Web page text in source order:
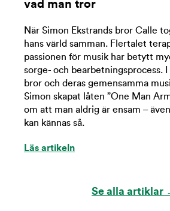
vad man tror
När Simon Ekstrands bror Calle
hans värld samman. Flertalet
passionen för musik har betytt
sorge- och bearbetningsprocess.
bror och deras gemensamma
Simon skapat låten ”One Man
om att man aldrig är ensam –
kan kännas så.
Läs artikeln
Se alla artiklar